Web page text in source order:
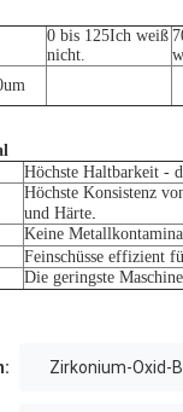
0 bis 125Ich weiß
nicht.
Höchste Haltbarkeit -
Höchste Konsistenz
und Härte
Keine
Feinschüsse effizient
Die geringste
Zirkonium-Oxid-